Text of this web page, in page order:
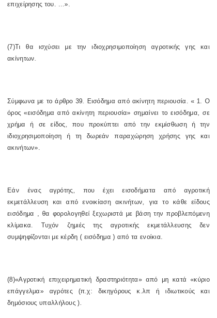
επιχείρησης του. …».
(7)Τι θα ισχύσει με την ιδιοχρησιμοποίηση αγροτικής γης και
ακίνητων.
Σύμφωνα με το άρθρο 39. Εισόδημα από ακίνητη περιουσία. « 1. Ο
όρος «εισόδημα από ακίνητη περιουσία» σημαίνει το εισόδημα, σε
χρήμα ή σε είδος, που προκύπτει από την εκμίσθωση ή την
ιδιοχρησιμοποίηση ή τη δωρεάν παραχώρηση χρήσης γης και
ακινήτων».
Εάν ένας αγρότης, που έχει εισοδήματα από αγροτική
εκμετάλλευση και από ενοικίαση ακινήτων, για το κάθε είδους
εισόδημα , θα φορολογηθεί ξεχωριστά με βάση την προβλεπόμενη
κλίμακα. Τυχόν ζημιές της αγροτικής εκμετάλλευσης δεν
συμψηφίζονται με κέρδη ( εισόδημα ) από τα ενοίκια.
(8)«Αγροτική επιχειρηματική δραστηριότητα» από μη κατά «κύριο
επάγγελμα» αγρότες (π.χ: δικηγόρους κ.λπ ή ιδιωτικούς και
δημόσιους υπαλλήλους ).